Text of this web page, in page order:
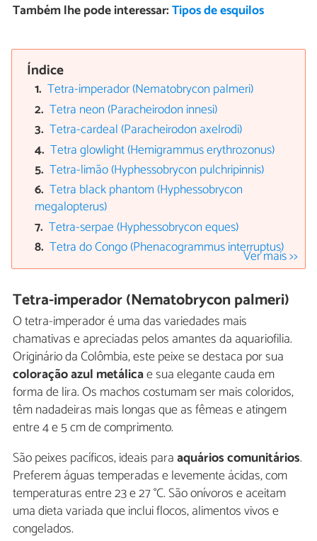
Também lhe pode interessar:Tipos de esquilos
Índice
Tetra-imperador (Nematobrycon palmeri)
Tetra neon (Paracheirodon innesi)
Tetra-cardeal (Paracheirodon axelrodi)
Tetra glowlight (Hemigrammus erythrozonus)
Tetra-limão (Hyphessobrycon pulchripinnis)
Tetra black phantom (Hyphessobrycon
megalopterus)
Tetra-serpae (Hyphessobrycon eques)
Tetra do Congo (Phenacogrammus interruptus)
Ver mais >>
Tetra-imperador (Nematobrycon palmeri)
O tetra-imperador é uma das variedades mais
chamativas e apreciadas pelos amantes da aquariofilia.
Originário da Colômbia, este peixe se destaca por sua
coloração azul metálicae sua elegante cauda em
forma de lira. Os machos costumam ser mais coloridos,
têm nadadeiras mais longas que as fêmeas e atingem
entre 4 e 5 cm de comprimento.
São peixes pacíficos, ideais paraaquários comunitários.
Preferem águas temperadas e levemente ácidas, com
temperaturas entre 23 e 27 °C. São onívoros e aceitam
uma dieta variada que inclui flocos, alimentos vivos e
congelados.